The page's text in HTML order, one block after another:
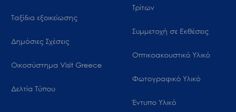
Ταξίδια εξοικείωσης
Δημόσιες Σχέσεις
Oικοσύστημα Visit Greece
Δελτία Τύπου
Τρίτων
Συμμετοχή σε Εκθέσεις
Οπτικοακουστικό Υλικό
Φωτογραφικό Υλικό
Έντυπο Υλικό